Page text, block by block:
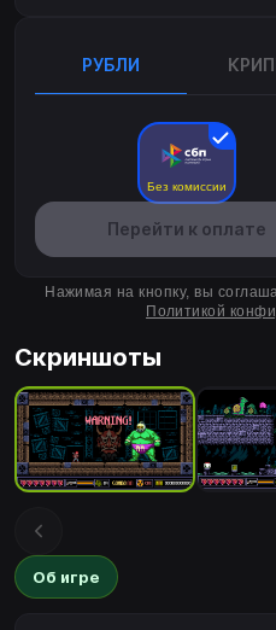
РУБЛИ
Без комиссии
Перейти к оплате
Нажимая на кнопку, вы
Политикой
Скриншоты
Об игре